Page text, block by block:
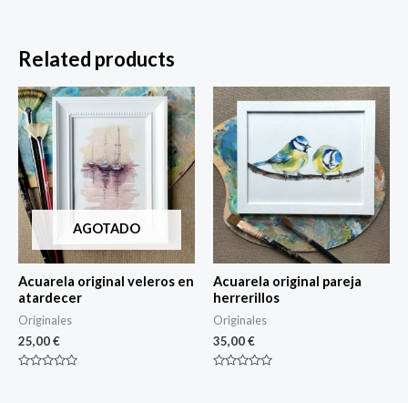
Related products
AGOTADO
Acuarela original veleros en
atardecer
Originales
25,00€
Acuarela original pareja
herrerillos
Originales
35,00€